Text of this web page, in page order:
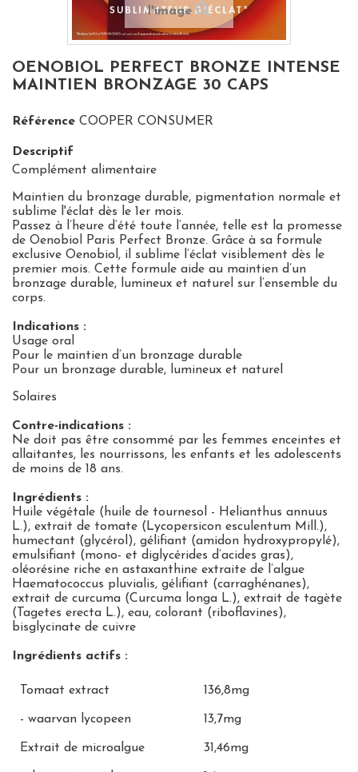
l'image
OENOBIOL PERFECT BRONZE INTENSE
MAINTIEN BRONZAGE 30 CAPS
Référence COOPER CONSUMER
Descriptif
Complément alimentaire
Maintien du bronzage durable, pigmentation normale et
sublime l'éclat dès le 1er mois.
Passez à l’heure d’été toute l’année, telle est la promesse
de Oenobiol Paris Perfect Bronze. Grâce à sa formule
exclusive Oenobiol, il sublime l’éclat visiblement dès le
premier mois. Cette formule aide au maintien d’un
bronzage durable, lumineux et naturel sur l’ensemble du
corps.
Indications :
Usage oral
Pour le maintien d’un bronzage durable
Pour un bronzage durable, lumineux et naturel
Solaires
Contre-indications :
Ne doit pas être consommé par les femmes enceintes et
allaitantes, les nourrissons, les enfants et les adolescents
de moins de 18 ans.
Ingrédients :
Huile végétale (huile de tournesol - Helianthus annuus
L.), extrait de tomate (Lycopersicon esculentum Mill.),
humectant (glycérol), gélifiant (amidon hydroxypropylé),
emulsifiant (mono- et diglycérides d’acides gras),
oléorésine riche en astaxanthine extraite de l’algue
Haematococcus pluvialis, gélifiant (carraghénanes),
extrait de curcuma (Curcuma longa L.), extrait de tagète
(Tagetes erecta L.), eau, colorant (riboflavines),
bisglycinate de cuivre
Ingrédients actifs :
Tomaat extract 136,8mg
- waarvan lycopeen 13,7mg
Extrait de microalgue 31,46mg